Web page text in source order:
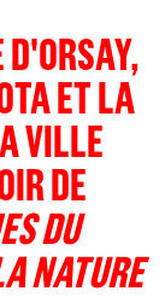
ET LA
VILLE
DE
DU
NATURE